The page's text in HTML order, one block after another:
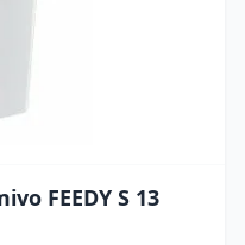
FEEDY S 13